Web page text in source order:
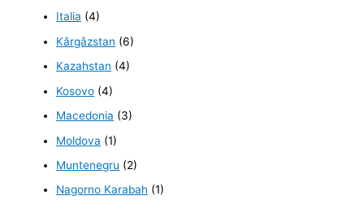
Italia (4)
Kârgâzstan (6)
Kazahstan (4)
Kosovo (4)
Macedonia (3)
Moldova (1)
Muntenegru (2)
Nagorno Karabah (1)